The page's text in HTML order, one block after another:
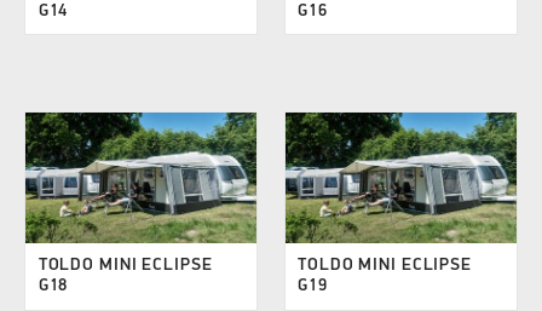
G14
G16
TOLDO MINI ECLIPSE
G18
TOLDO MINI ECLIPSE
G19